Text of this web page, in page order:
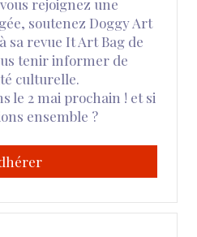
rejoignez une
soutenez Doggy Art
sa revue It Art Bag de
tenir informer de
culturelle.
le 2 mai prochain ! et si
ensemble ?